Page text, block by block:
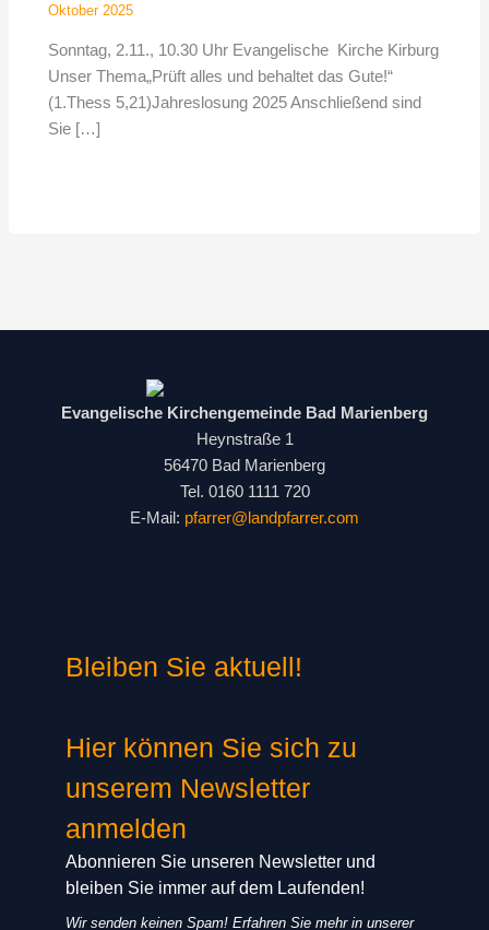
Oktober 2025
Sonntag, 2.11., 10.30 Uhr Evangelische Kirche Kirburg
Unser Thema„Prüft alles und behaltet das Gute!“
(1.Thess 5,21)Jahreslosung 2025 Anschließend sind
Sie […]
Evangelische Kirchengemeinde Bad Marienberg
Heynstraße 1
56470 Bad Marienberg
Tel. 0160 1111 720
E-Mail: pfarrer@landpfarrer.com
Bleiben Sie aktuell!
Hier können Sie sich zu
unserem Newsletter
anmelden
Abonnieren Sie unseren Newsletter und
bleiben Sie immer auf dem Laufenden!
Wir senden keinen Spam! Erfahren Sie mehr in unserer